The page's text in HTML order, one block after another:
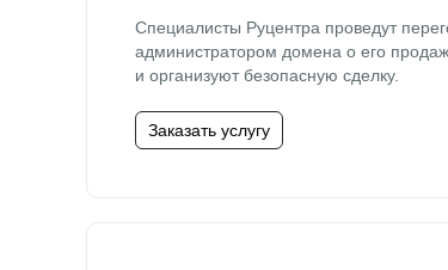
Специалисты Руцентра проведут
администратором домена о его
и организуют безопасную сделку.
Заказать услугу